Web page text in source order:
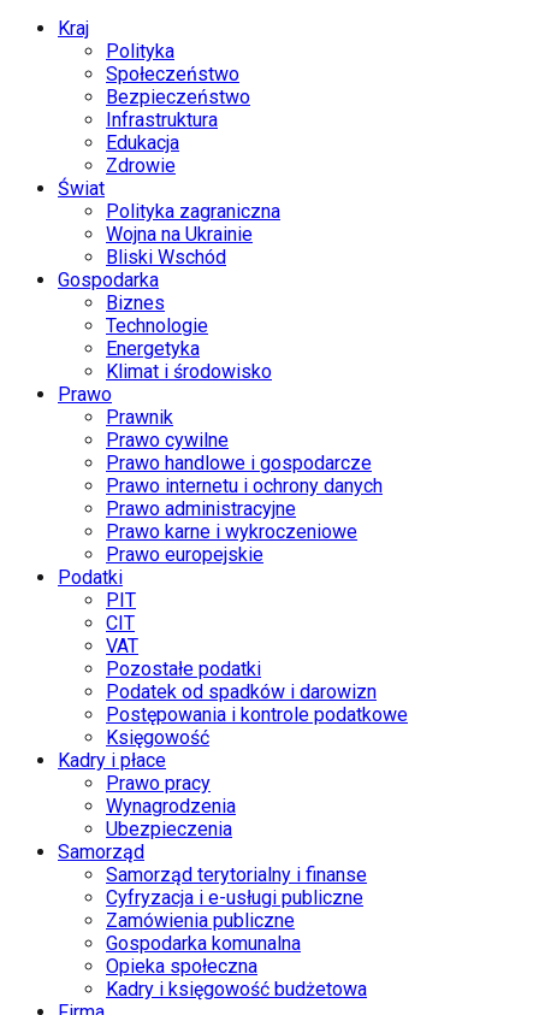
Kraj
Polityka
Społeczeństwo
Bezpieczeństwo
Infrastruktura
Edukacja
Zdrowie
Świat
Polityka zagraniczna
Wojna na Ukrainie
Bliski Wschód
Gospodarka
Biznes
Technologie
Energetyka
Klimat i środowisko
Prawo
Prawnik
Prawo cywilne
Prawo handlowe i gospodarcze
Prawo internetu i ochrony danych
Prawo administracyjne
Prawo karne i wykroczeniowe
Prawo europejskie
Podatki
PIT
CIT
VAT
Pozostałe podatki
Podatek od spadków i darowizn
Postępowania i kontrole podatkowe
Księgowość
Kadry i płace
Prawo pracy
Wynagrodzenia
Ubezpieczenia
Samorząd
Samorząd terytorialny i finanse
Cyfryzacja i e-usługi publiczne
Zamówienia publiczne
Gospodarka komunalna
Opieka społeczna
Kadry i księgowość budżetowa